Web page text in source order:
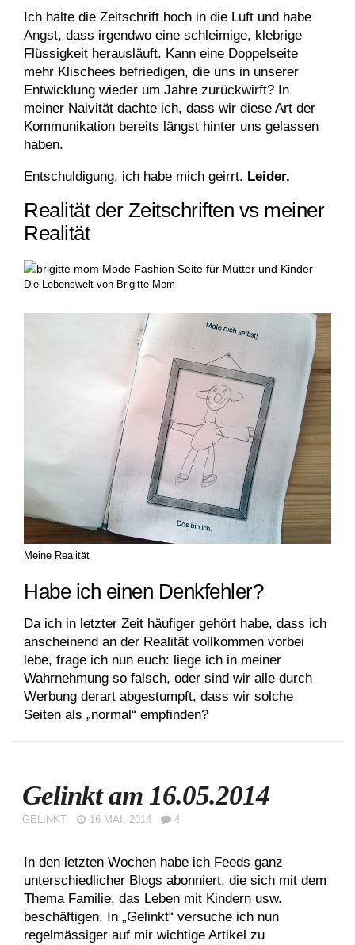
Ich halte die Zeitschrift hoch in die Luft und habe
Angst, dass irgendwo eine schleimige, klebrige
Flüssigkeit herausläuft. Kann eine Doppelseite
mehr Klischees befriedigen, die uns in unserer
Entwicklung wieder um Jahre zurückwirft? In
meiner Naivität dachte ich, dass wir diese Art der
Kommunikation bereits längst hinter uns gelassen
haben.
Entschuldigung, ich habe mich geirrt. Leider.
Realität der Zeitschriften vs meiner
Realität
Die Lebenswelt von Brigitte Mom
Meine Realität
Habe ich einen Denkfehler?
Da ich in letzter Zeit häufiger gehört habe, dass ich
anscheinend an der Realität vollkommen vorbei
lebe, frage ich nun euch: liege ich in meiner
Wahrnehmung so falsch, oder sind wir alle durch
Werbung derart abgestumpft, dass wir solche
Seiten als „normal“ empfinden?
Gelinkt am 16.05.2014
GELINKT 16 MAI, 2014 4
In den letzten Wochen habe ich Feeds ganz
unterschiedlicher Blogs abonniert, die sich mit dem
Thema Familie, das Leben mit Kindern usw.
beschäftigen. In „Gelinkt“ versuche ich nun
regelmässiger auf mir wichtige Artikel zu